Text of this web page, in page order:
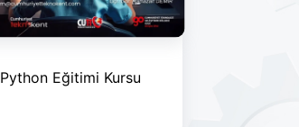
Python Eğitimi Kursu